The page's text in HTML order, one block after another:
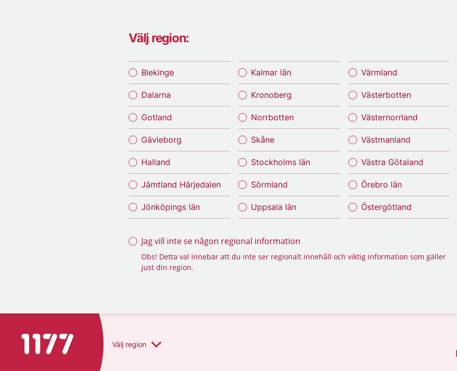
Välj region:
Blekinge
Dalarna
Gotland
Gävleborg
Halland
Jämtland Härjedalen
Jönköpings län
Kalmar län
Kronoberg
Norrbotten
Skåne
Stockholms län
Sörmland
Uppsala län
Värmland
Västerbotten
Västernorrland
Västmanland
Västra Götaland
Örebro län
Östergötland
Jag vill inte se någon regional information
Obs! Detta val innebär att du inte ser regionalt innehåll och viktig information som gäller
just din region.
Till startsidan för 1177 Välj region